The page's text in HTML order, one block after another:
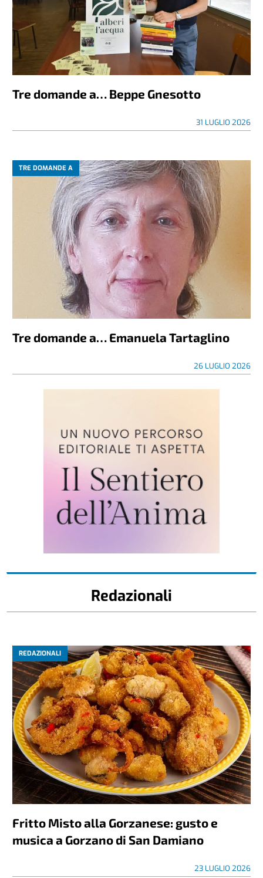
Tre domande a… Beppe Gnesotto
31 LUGLIO 2026
TRE DOMANDE A
Tre domande a… Emanuela Tartaglino
26 LUGLIO 2026
Redazionali
REDAZIONALI
Fritto Misto alla Gorzanese: gusto e
musica a Gorzano di San Damiano
23 LUGLIO 2026